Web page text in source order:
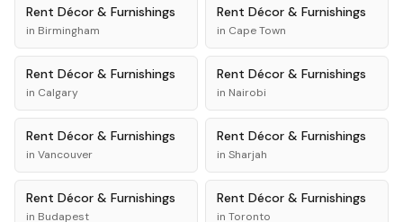
Rent Décor & Furnishings
in Birmingham
Rent Décor & Furnishings
in Cape Town
Rent Décor & Furnishings
in Calgary
Rent Décor & Furnishings
in Nairobi
Rent Décor & Furnishings
in Vancouver
Rent Décor & Furnishings
in Sharjah
Rent Décor & Furnishings
in Budapest
Rent Décor & Furnishings
in Toronto